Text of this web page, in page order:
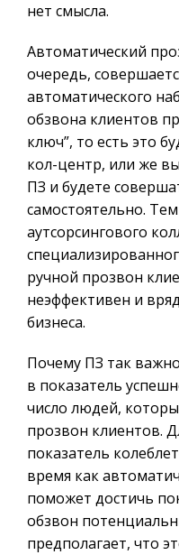
нет смысла.
Автоматический
очередь,
автоматического
обзвона клиентов
ключ”, то есть это
кол-центр, или же
ПЗ и будете
самостоятельно.
аутсорсингового
ручной прозвон
неэффективен и
бизнеса.
Почему ПЗ так
в показатель
число людей,
прозвон клиентов.
показатель
время как
поможет достичь
обзвон
предполагает, что